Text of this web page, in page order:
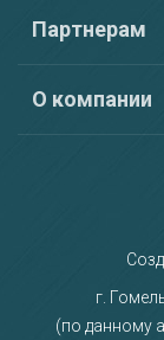
Партнерам
О компании
г.
(по данному